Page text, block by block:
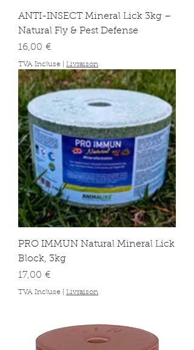
ANTI-INSECT Mineral Lick 3kg –
Natural Fly & Pest Defense
Prix
16,00 €
TVA Incluse Livraison
PRO IMMUN Natural Mineral Lick
Block, 3kg
Prix
17,00 €
TVA Incluse Livraison